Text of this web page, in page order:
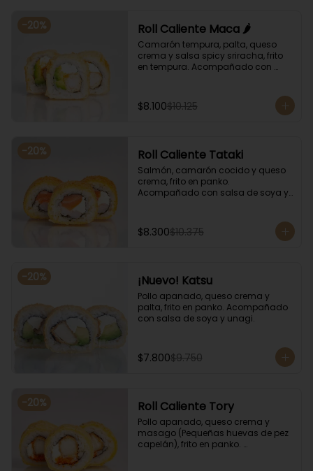
-20% Roll Caliente Maca 🌶️
Camarón tempura, palta, queso
crema y salsa spicy sriracha, frito
en tempura. Acompañado con
$8.100$10.125
-20% Roll Caliente Tataki
Salmón, camarón cocido y queso
crema, frito en panko.
Acompañado con salsa de soya y
$8.300$10.375
-20% ¡Nuevo! Katsu
Pollo apanado, queso crema y
palta, frito en panko. Acompañado
con salsa de soya y unagi.
$7.800$9.750
-20% Roll Caliente Tory
Pollo apanado, queso crema y
masago (Pequeñas huevas de pez
capelán), frito en panko.